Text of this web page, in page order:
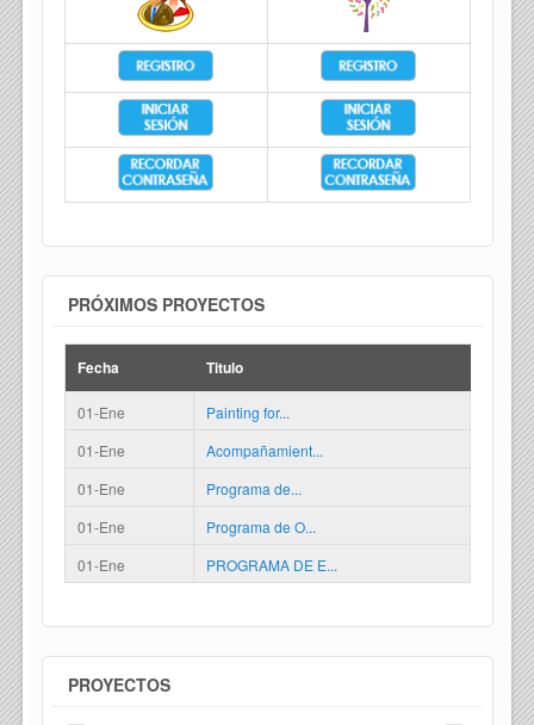
PRÓXIMOS PROYECTOS
Fecha Titulo
01-Ene
Painting for...
01-Ene
Acompañamient...
01-Ene
Programa de...
01-Ene
Programa de O...
01-Ene
PROGRAMA DE E...
PROYECTOS